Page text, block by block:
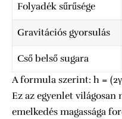
Folyadék sűrűsége
Gravitációs gyorsulás
Cső belső sugara
A formula szerint: h =
Ez az egyenlet
emelkedés magassága